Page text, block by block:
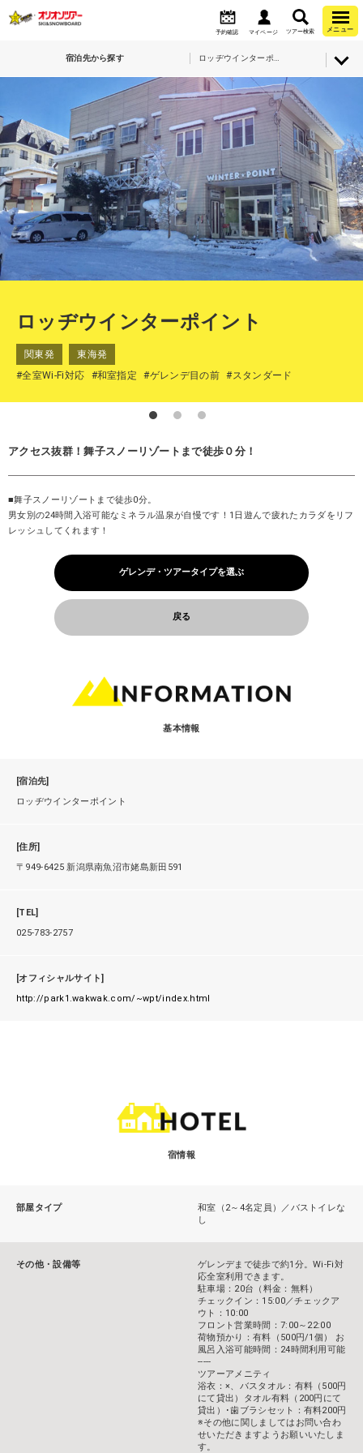
予約確認 マイページ ツアー検索 メニュー
宿泊先から探す
ロッヂウインターポイント
関東発
東海発
#全室Wi-Fi対応
#和室指定 #ゲレンデ目の前 #スタンダード
アクセス抜群！舞子スノーリゾートまで徒歩０分！
■舞子スノーリゾートまで徒歩0分。
男女別の24時間入浴可能なミネラル温泉が自慢です！1日遊んで疲れたカラダをリフ
レッシュしてくれます！
ゲレンデ・ツアータイプを選ぶ
戻る
基本情報
[宿泊先]
ロッヂウインターポイント
[住所]
〒949-6425 新潟県南魚沼市姥島新田591
[TEL]
025-783-2757
[オフィシャルサイト]
http://park1.wakwak.com/~wpt/index.html
宿情報
部屋タイプ
和室（2～4名定員）／バストイレな
し
その他・設備等
ゲレンデまで徒歩で約1分。Wi-Fi対
応全室利用できます。
駐車場：20台（料金：無料）
チェックイン：15:00／チェックア
ウト：10:00
フロント営業時間：7:00～22:00
荷物預かり：有料（500円/1個） お
風呂入浴可能時間：24時間利用可能
-----
ツアーアメニティ
浴衣：×、バスタオル：有料（500円
にて貸出）タオル有料（200円にて
貸出）･歯ブラシセット：有料200円
※その他に関しましてはお問い合わ
せいただきますようお願いいたしま
す。